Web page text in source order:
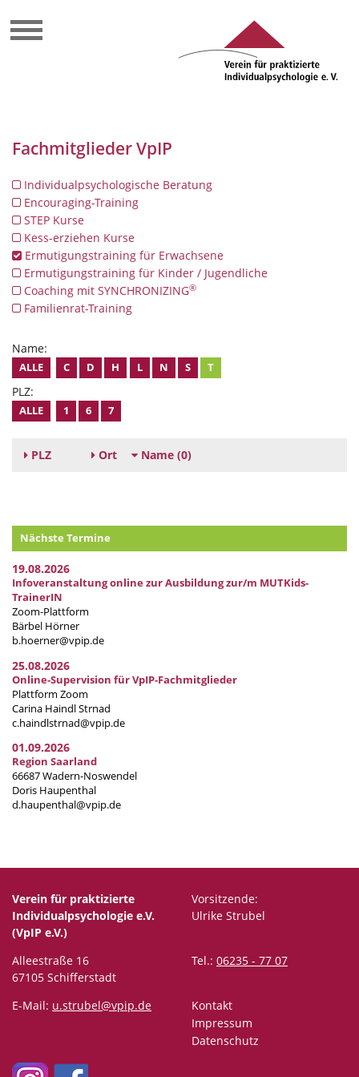
Fachmitglieder VpIP
Individualpsychologische Beratung
Encouraging-Training
STEP Kurse
Kess-erziehen Kurse
Ermutigungstraining für Erwachsene
Ermutigungstraining für Kinder / Jugendliche
Coaching mit SYNCHRONIZING®
Familienrat-Training
Name:
ALLE C D H L N S T
PLZ:
ALLE 1 6 7
PLZ Ort Name (0)
Nächste Termine
19.08.2026
Infoveranstaltung online zur Ausbildung zur/m MUTKids-
TrainerIN
Zoom-Plattform
Bärbel Hörner
b.hoerner@vpip.de
25.08.2026
Online-Supervision für VpIP-Fachmitglieder
Plattform Zoom
Carina Haindl Strnad
c.haindlstrnad@vpip.de
01.09.2026
Region Saarland
66687 Wadern-Noswendel
Doris Haupenthal
d.haupenthal@vpip.de
Verein für praktizierte
Individualpsychologie e.V.
(VpIP e.V.)
Vorsitzende:
Ulrike Strubel
Alleestraße 16
67105 Schifferstadt
Tel.: 06235 - 77 07
E-Mail: u.strubel@vpip.de
Kontakt
Impressum
Datenschutz